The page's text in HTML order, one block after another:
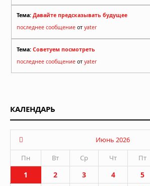
Тема: Давайте предсказывать будущее
последнее сообщение от yater
Тема: Советуем посмотреть
последнее сообщение от yater
КАЛЕНДАРЬ
Июнь 2026
Пн
Вт Ср Чт Пт
1 2 3 4 5